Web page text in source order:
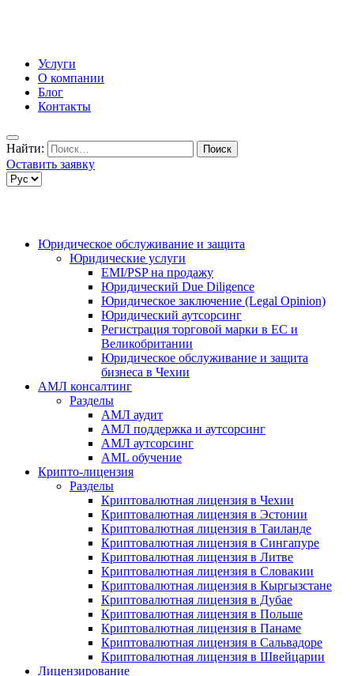
Услуги
О компании
Блог
Контакты
Найти:
Оставить заявку
Юридическое обслуживание и защита
Юридические услуги
EMI/PSP на продажу
Юридический Due Diligence
Юридическое заключение (Legal Opinion)
Юридический аутсорсинг
Регистрация торговой марки в ЕС и
Великобритании
Юридическое обслуживание и защита
бизнеса в Чехии
АМЛ консалтинг
Разделы
АМЛ аудит
АМЛ поддержка и аутсорсинг
АМЛ аутсорсинг
AML обучение
Крипто-лицензия
Разделы
Криптовалютная лицензия в Чехии
Криптовалютная лицензия в Эстонии
Криптовалютная лицензия в Таиланде
Криптовалютная лицензия в Сингапуре
Криптовалютная лицензия в Литве
Криптовалютная лицензия в Словакии
Криптовалютная лицензия в Кыргызстане
Криптовалютная лицензия в Дубае
Криптовалютная лицензия в Польше
Криптовалютная лицензия в Панаме
Криптовалютная лицензия в Сальвадоре
Криптовалютная лицензия в Швейцарии
Лицензирование